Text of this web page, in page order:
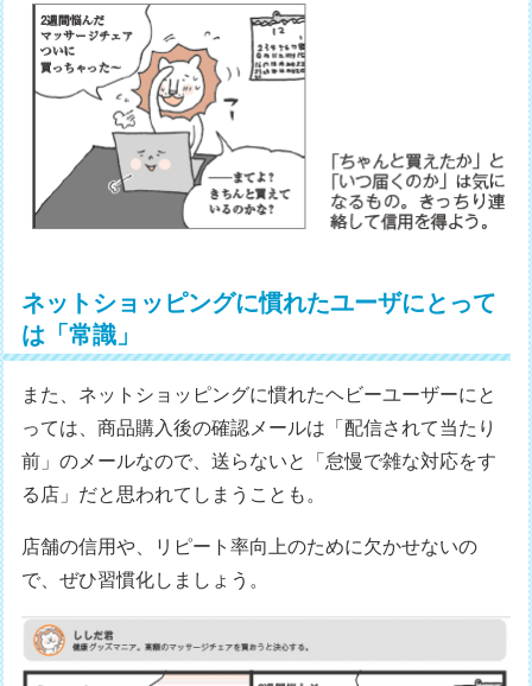
ネットショッピングに慣れたユーザにとって
は「常識」
また、ネットショッピングに慣れたヘビーユーザーにと
っては、商品購入後の確認メールは「配信されて当たり
前」のメールなので、送らないと「怠慢で雑な対応をす
る店」だと思われてしまうことも。
店舗の信用や、リピート率向上のために欠かせないの
で、ぜひ習慣化しましょう。